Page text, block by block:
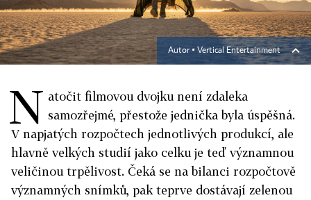
Autor ▪ Vertical Entertainment
N atočit filmovou dvojku není zdaleka
samozřejmé, přestože jednička byla úspěšná.
V napjatých rozpočtech jednotlivých produkcí, ale
hlavně velkých studií jako celku je teď významnou
veličinou trpělivost. Čeká se na bilanci rozpočtově
významných snímků, pak teprve dostávají zelenou